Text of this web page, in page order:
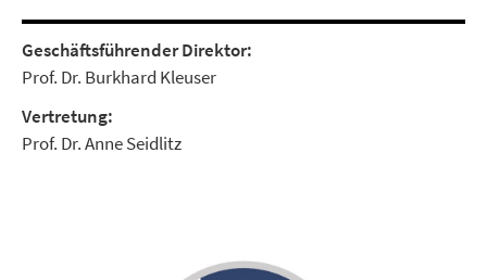
Geschäftsführender Direktor:
Prof. Dr. Burkhard Kleuser
Vertretung:
Prof. Dr. Anne Seidlitz